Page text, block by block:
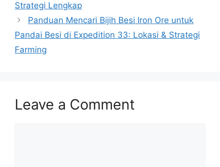
Strategi Lengkap
Panduan Mencari Bijih Besi Iron Ore untuk
Pandai Besi di Expedition 33: Lokasi & Strategi
Farming
Leave a Comment